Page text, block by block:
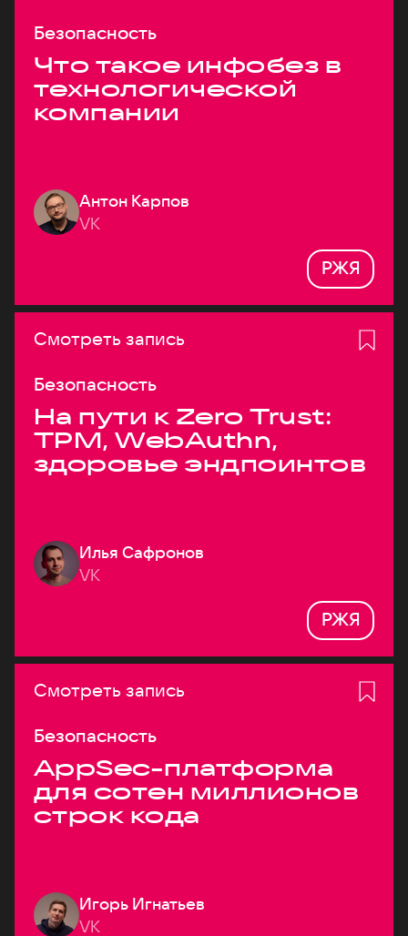
Безопасность
Что такое инфобез в
технологической
компании
Антон Карпов
VK
РЖЯ
Смотреть запись
Безопасность
На пути к Zero Trust:
TPM, WebAuthn,
здоровье эндпоинтов
Илья Сафронов
VK
РЖЯ
Смотреть запись
Безопасность
AppSec-платформа
для сотен миллионов
строк кода
Игорь Игнатьев
VK